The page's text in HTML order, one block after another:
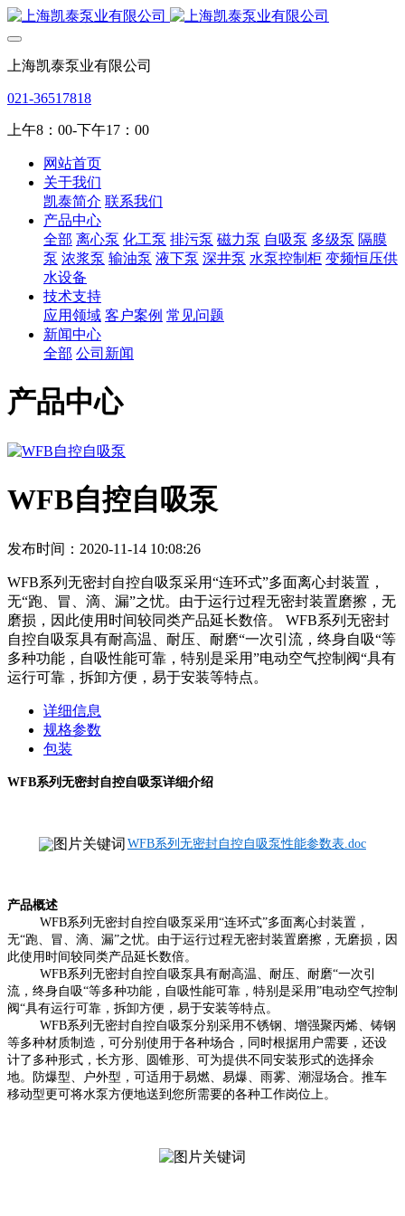
上海凯泰泵业有限公司
021-36517818
上午8：00-下午17：00
网站首页
关于我们
凯泰简介 联系我们
产品中心
全部 离心泵 化工泵 排污泵 磁力泵 自吸泵 多级泵 隔膜
泵 浓浆泵 输油泵 液下泵 深井泵 水泵控制柜 变频恒压供
水设备
技术支持
应用领域 客户案例 常见问题
新闻中心
全部 公司新闻
产品中心
WFB自控自吸泵
发布时间：2020-11-14 10:08:26
WFB系列无密封自控自吸泵采用“连环式”多面离心封装置，
无“跑、冒、滴、漏”之忧。由于运行过程无密封装置磨擦，无
磨损，因此使用时间较同类产品延长数倍。 WFB系列无密封
自控自吸泵具有耐高温、耐压、耐磨“一次引流，终身自吸“等
多种功能，自吸性能可靠，特别是采用”电动空气控制阀“具有
运行可靠，拆卸方便，易于安装等特点。
详细信息
规格参数
包装
WFB系列无密封自控自吸泵详细介绍
WFB系列无密封自控自吸泵性能参数表.doc
产品概述
WFB系列无密封自控自吸泵采用“连环式”多面离心封装置，
无“跑、冒、滴、漏”之忧。由于运行过程无密封装置磨擦，无磨损，因
此使用时间较同类产品延长数倍。
WFB系列无密封自控自吸泵具有耐高温、耐压、耐磨“一次引
流，终身自吸“等多种功能，自吸性能可靠，特别是采用”电动空气控制
阀“具有运行可靠，拆卸方便，易于安装等特点。
WFB系列无密封自控自吸泵分别采用不锈钢、增强聚丙烯、铸钢
等多种材质制造，可分别使用于各种场合，同时根据用户需要，还设
计了多种形式，长方形、圆锥形、可为提供不同安装形式的选择余
地。防爆型、户外型，可适用于易燃、易爆、雨雾、潮湿场合。推车
移动型更可将水泵方便地送到您所需要的各种工作岗位上。